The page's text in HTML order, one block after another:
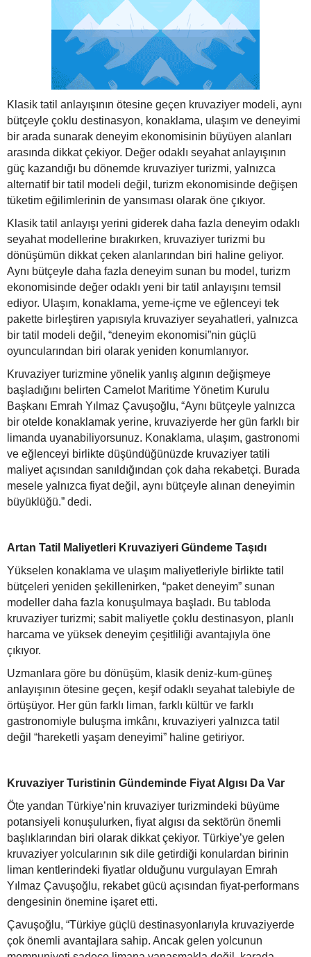
Klasik tatil anlayışının ötesine geçen kruvaziyer modeli, aynı
bütçeyle çoklu destinasyon, konaklama, ulaşım ve deneyimi
bir arada sunarak deneyim ekonomisinin büyüyen alanları
arasında dikkat çekiyor. Değer odaklı seyahat anlayışının
güç kazandığı bu dönemde kruvaziyer turizmi, yalnızca
alternatif bir tatil modeli değil, turizm ekonomisinde değişen
tüketim eğilimlerinin de yansıması olarak öne çıkıyor.
Klasik tatil anlayışı yerini giderek daha fazla deneyim odaklı
seyahat modellerine bırakırken, kruvaziyer turizmi bu
dönüşümün dikkat çeken alanlarından biri haline geliyor.
Aynı bütçeyle daha fazla deneyim sunan bu model, turizm
ekonomisinde değer odaklı yeni bir tatil anlayışını temsil
ediyor. Ulaşım, konaklama, yeme-içme ve eğlenceyi tek
pakette birleştiren yapısıyla kruvaziyer seyahatleri, yalnızca
bir tatil modeli değil, “deneyim ekonomisi”nin güçlü
oyuncularından biri olarak yeniden konumlanıyor.
Kruvaziyer turizmine yönelik yanlış algının değişmeye
başladığını belirten Camelot Maritime Yönetim Kurulu
Başkanı Emrah Yılmaz Çavuşoğlu, “Aynı bütçeyle yalnızca
bir otelde konaklamak yerine, kruvaziyerde her gün farklı bir
limanda uyanabiliyorsunuz. Konaklama, ulaşım, gastronomi
ve eğlenceyi birlikte düşündüğünüzde kruvaziyer tatili
maliyet açısından sanıldığından çok daha rekabetçi. Burada
mesele yalnızca fiyat değil, aynı bütçeyle alınan deneyimin
büyüklüğü.” dedi.
Artan Tatil Maliyetleri Kruvaziyeri Gündeme Taşıdı
Yükselen konaklama ve ulaşım maliyetleriyle birlikte tatil
bütçeleri yeniden şekillenirken, “paket deneyim” sunan
modeller daha fazla konuşulmaya başladı. Bu tabloda
kruvaziyer turizmi; sabit maliyetle çoklu destinasyon, planlı
harcama ve yüksek deneyim çeşitliliği avantajıyla öne
çıkıyor.
Uzmanlara göre bu dönüşüm, klasik deniz-kum-güneş
anlayışının ötesine geçen, keşif odaklı seyahat talebiyle de
örtüşüyor. Her gün farklı liman, farklı kültür ve farklı
gastronomiyle buluşma imkânı, kruvaziyeri yalnızca tatil
değil “hareketli yaşam deneyimi” haline getiriyor.
Kruvaziyer Turistinin Gündeminde Fiyat Algısı Da Var
Öte yandan Türkiye’nin kruvaziyer turizmindeki büyüme
potansiyeli konuşulurken, fiyat algısı da sektörün önemli
başlıklarından biri olarak dikkat çekiyor. Türkiye’ye gelen
kruvaziyer yolcularının sık dile getirdiği konulardan birinin
liman kentlerindeki fiyatlar olduğunu vurgulayan Emrah
Yılmaz Çavuşoğlu, rekabet gücü açısından fiyat-performans
dengesinin önemine işaret etti.
Çavuşoğlu, “Türkiye güçlü destinasyonlarıyla kruvaziyerde
çok önemli avantajlara sahip. Ancak gelen yolcunun